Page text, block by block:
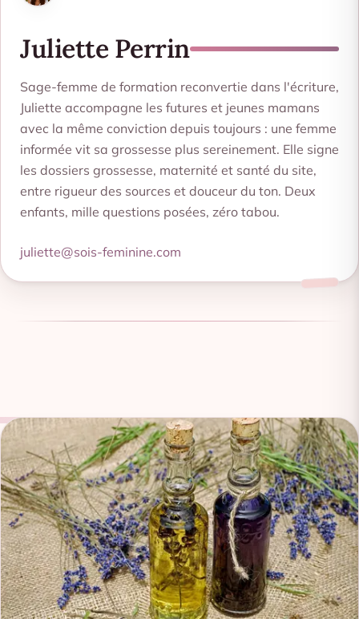
Juliette Perrin
Sage-femme de formation reconvertie dans l'écriture,
Juliette accompagne les futures et jeunes mamans
avec la même conviction depuis toujours : une femme
informée vit sa grossesse plus sereinement. Elle signe
les dossiers grossesse, maternité et santé du site,
entre rigueur des sources et douceur du ton. Deux
enfants, mille questions posées, zéro tabou.
juliette@sois-feminine.com